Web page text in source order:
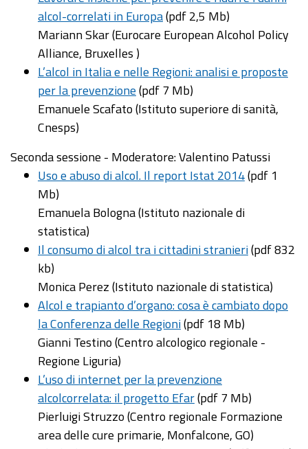
alcol-correlati in Europa(pdf 2,5 Mb)
Mariann Skar (Eurocare European Alcohol Policy
Alliance, Bruxelles )
L’alcol in Italia e nelle Regioni: analisi e proposte
per la prevenzione(pdf 7 Mb)
Emanuele Scafato (Istituto superiore di sanità,
Cnesps)
Seconda sessione - Moderatore: Valentino Patussi
Uso e abuso di alcol. Il report Istat 2014(pdf 1
Mb)
Emanuela Bologna (Istituto nazionale di
statistica)
Il consumo di alcol tra i cittadini stranieri(pdf 832
kb)
Monica Perez (Istituto nazionale di statistica)
Alcol e trapianto d’organo: cosa è cambiato dopo
la Conferenza delle Regioni(pdf 18 Mb)
Gianni Testino (Centro alcologico regionale -
Regione Liguria)
L’uso di internet per la prevenzione
alcolcorrelata: il progetto Efar(pdf 7 Mb)
Pierluigi Struzzo (Centro regionale Formazione
area delle cure primarie, Monfalcone, GO)